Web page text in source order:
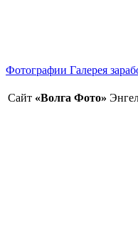
Фотографии Галерея
Сайт «Волга Фото»